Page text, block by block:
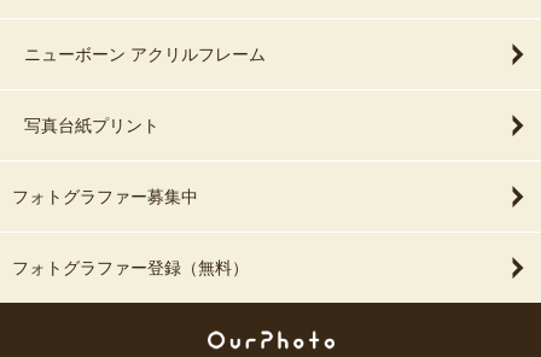
ニューボーン アクリルフレーム
写真台紙プリント
フォトグラファー募集中
フォトグラファー登録（無料）